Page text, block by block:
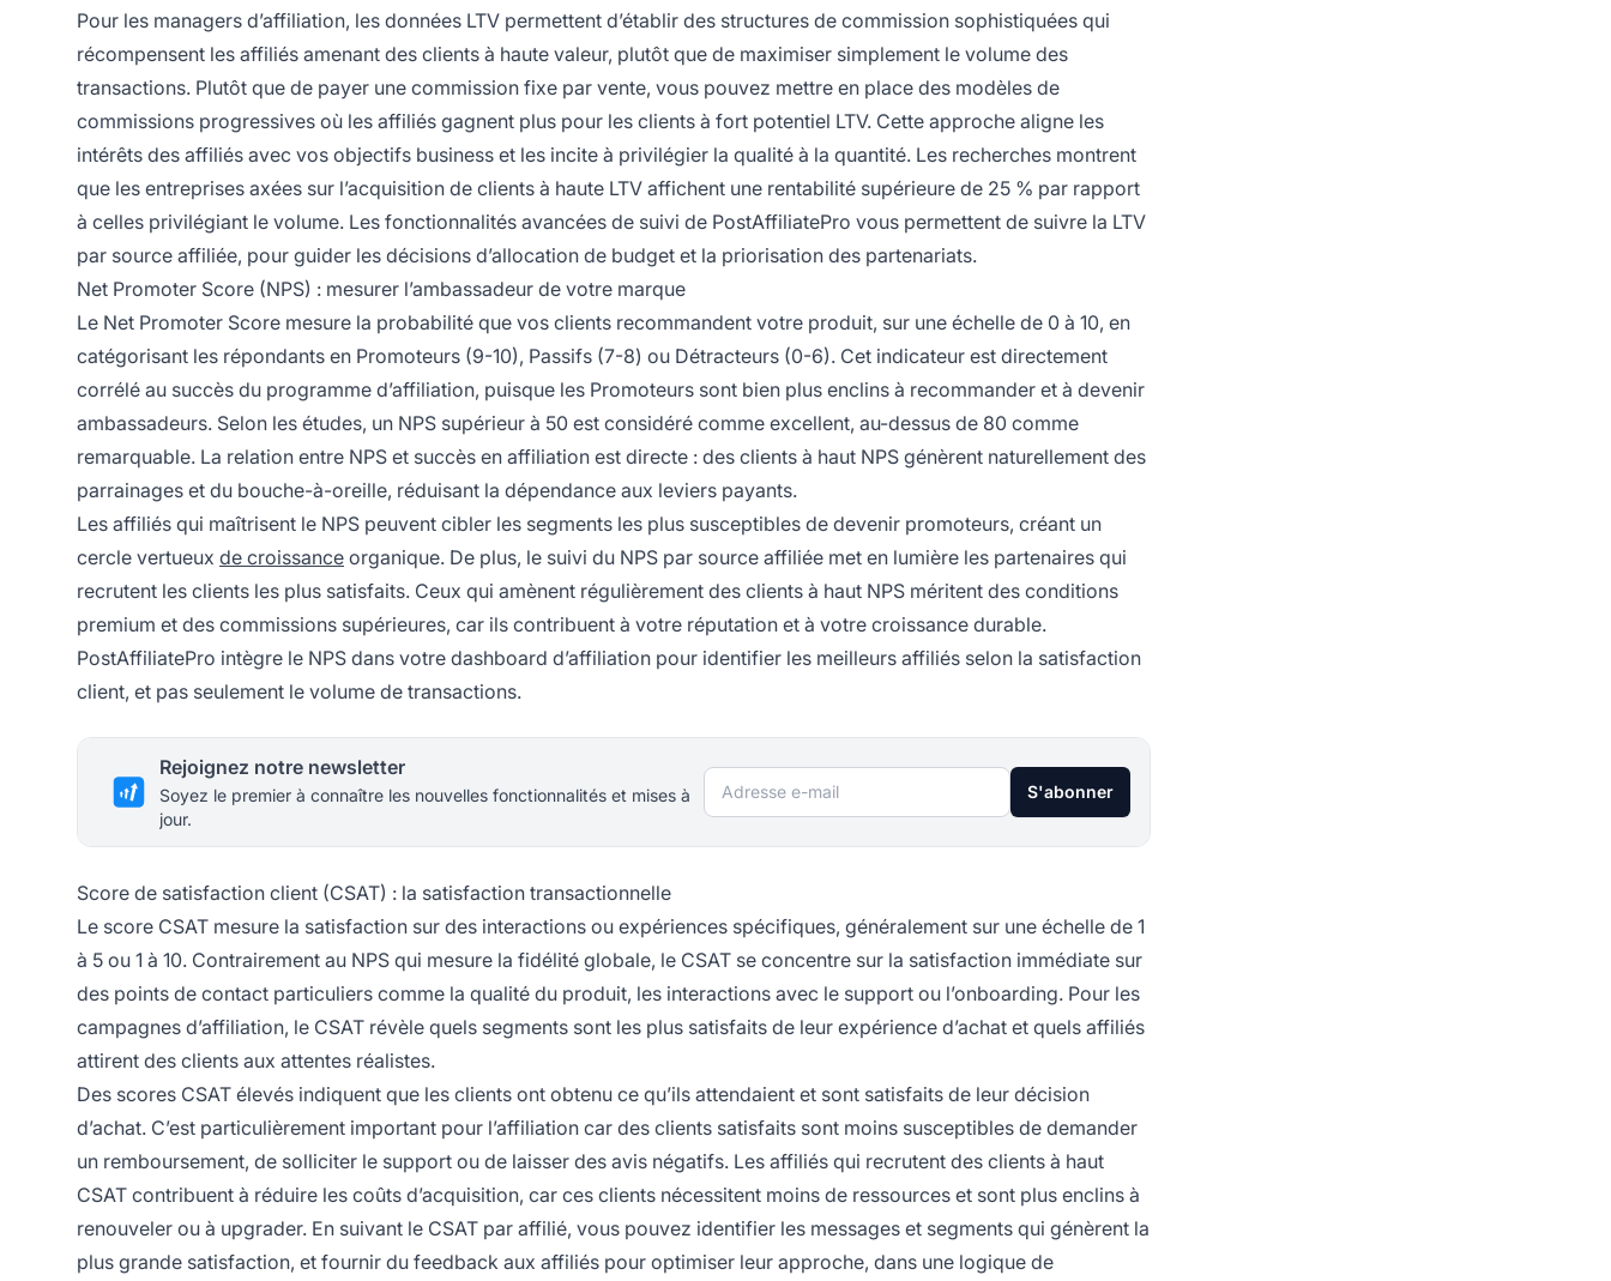
Pour les managers d’affiliation, les données LTV permettent d’établir des structures de commission sophistiquées qui
récompensent les affiliés amenant des clients à haute valeur, plutôt que de maximiser simplement le volume des
transactions. Plutôt que de payer une commission fixe par vente, vous pouvez mettre en place des modèles de
commissions progressives où les affiliés gagnent plus pour les clients à fort potentiel LTV. Cette approche aligne les
intérêts des affiliés avec vos objectifs business et les incite à privilégier la qualité à la quantité. Les recherches montrent
que les entreprises axées sur l’acquisition de clients à haute LTV affichent une rentabilité supérieure de 25 % par rapport
à celles privilégiant le volume. Les fonctionnalités avancées de suivi de PostAffiliatePro vous permettent de suivre la LTV
par source affiliée, pour guider les décisions d’allocation de budget et la priorisation des partenariats.
Net Promoter Score (NPS) : mesurer l’ambassadeur de votre marque
Le Net Promoter Score mesure la probabilité que vos clients recommandent votre produit, sur une échelle de 0 à 10, en
catégorisant les répondants en Promoteurs (9-10), Passifs (7-8) ou Détracteurs (0-6). Cet indicateur est directement
corrélé au succès du programme d’affiliation, puisque les Promoteurs sont bien plus enclins à recommander et à devenir
ambassadeurs. Selon les études, un NPS supérieur à 50 est considéré comme excellent, au-dessus de 80 comme
remarquable. La relation entre NPS et succès en affiliation est directe : des clients à haut NPS génèrent naturellement des
parrainages et du bouche-à-oreille, réduisant la dépendance aux leviers payants.
Les affiliés qui maîtrisent le NPS peuvent cibler les segments les plus susceptibles de devenir promoteurs, créant un
cercle vertueux de croissance organique. De plus, le suivi du NPS par source affiliée met en lumière les partenaires qui
recrutent les clients les plus satisfaits. Ceux qui amènent régulièrement des clients à haut NPS méritent des conditions
premium et des commissions supérieures, car ils contribuent à votre réputation et à votre croissance durable.
PostAffiliatePro intègre le NPS dans votre dashboard d’affiliation pour identifier les meilleurs affiliés selon la satisfaction
client, et pas seulement le volume de transactions.
Rejoignez notre newsletter
Soyez le premier à connaître les nouvelles fonctionnalités et mises à
jour.
Adresse e-mail S'abonner
Score de satisfaction client (CSAT) : la satisfaction transactionnelle
Le score CSAT mesure la satisfaction sur des interactions ou expériences spécifiques, généralement sur une échelle de 1
à 5 ou 1 à 10. Contrairement au NPS qui mesure la fidélité globale, le CSAT se concentre sur la satisfaction immédiate sur
des points de contact particuliers comme la qualité du produit, les interactions avec le support ou l’onboarding. Pour les
campagnes d’affiliation, le CSAT révèle quels segments sont les plus satisfaits de leur expérience d’achat et quels affiliés
attirent des clients aux attentes réalistes.
Des scores CSAT élevés indiquent que les clients ont obtenu ce qu’ils attendaient et sont satisfaits de leur décision
d’achat. C’est particulièrement important pour l’affiliation car des clients satisfaits sont moins susceptibles de demander
un remboursement, de solliciter le support ou de laisser des avis négatifs. Les affiliés qui recrutent des clients à haut
CSAT contribuent à réduire les coûts d’acquisition, car ces clients nécessitent moins de ressources et sont plus enclins à
renouveler ou à upgrader. En suivant le CSAT par affilié, vous pouvez identifier les messages et segments qui génèrent la
plus grande satisfaction, et fournir du feedback aux affiliés pour optimiser leur approche, dans une logique de